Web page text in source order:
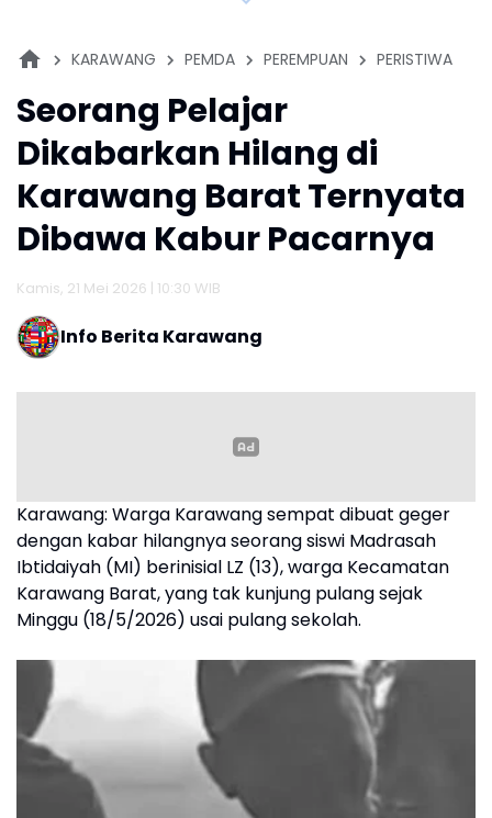
KARAWANG PEMDA PEREMPUAN PERISTIWA
Seorang Pelajar
Dikabarkan Hilang di
Karawang Barat Ternyata
Dibawa Kabur Pacarnya
Kamis, 21 Mei 2026 | 10:30 WIB
Info Berita Karawang
Karawang: Warga Karawang sempat dibuat geger
dengan kabar hilangnya seorang siswi Madrasah
Ibtidaiyah (MI) berinisial LZ (13), warga Kecamatan
Karawang Barat, yang tak kunjung pulang sejak
Minggu (18/5/2026) usai pulang sekolah.